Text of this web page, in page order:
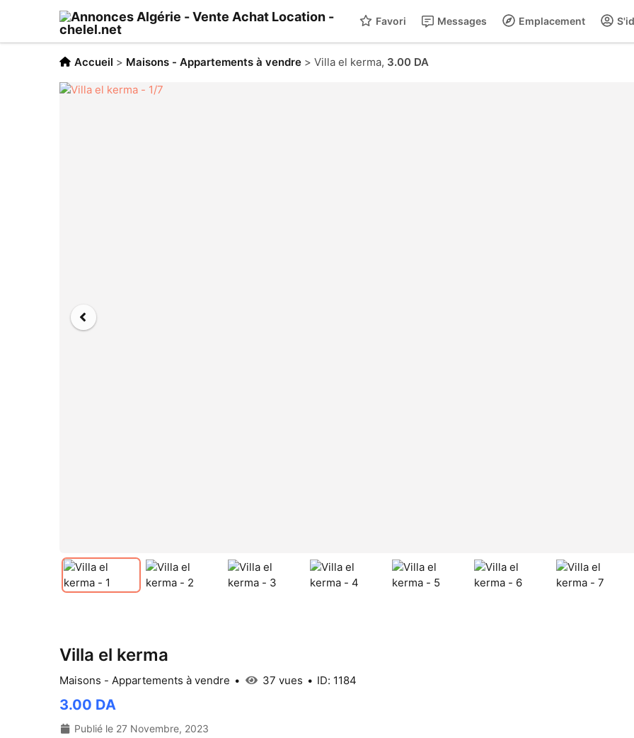
Emplacement
Messages
Favori
Accueil > Maisons - Appartements à vendre > Villa el kerma, 3.00 DA
Villa el kerma
Maisons - Appartements à vendre 37 vues ID: 1184
3.00 DA
Publié le 27 Novembre, 2023